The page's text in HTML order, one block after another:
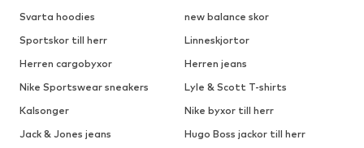
Svarta hoodies
new balance skor
Sportskor till herr
Linneskjortor
Herren cargobyxor
Herren jeans
Nike Sportswear sneakers
Lyle & Scott T-shirts
Kalsonger
Nike byxor till herr
Jack & Jones jeans
Hugo Boss jackor till herr